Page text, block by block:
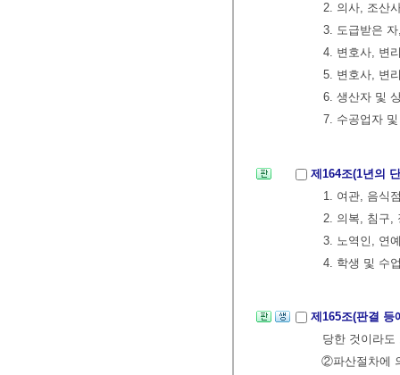
2. 의사, 조산
3. 도급받은
4. 변호사, 변
5. 변호사, 변
6. 생산자 및
7. 수공업자
제164조(1년의
1. 여관, 음식
2. 의복, 침구,
3. 노역인, 연
4. 학생 및 수
제165조(판결
당한 것이라도
②파산절차에